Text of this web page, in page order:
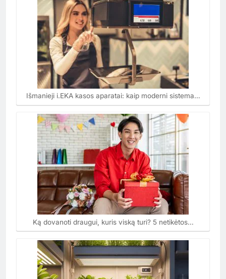
Išmanieji i.EKA kasos aparatai: kaip moderni sistema…
Ką dovanoti draugui, kuris viską turi? 5 netikėtos…